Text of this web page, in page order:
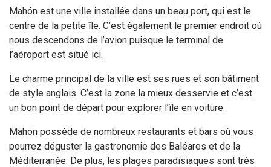
Mahón est une ville installée dans un beau port, qui est le
centre de la petite île. C’est également le premier endroit où
nous descendons de l’avion puisque le terminal de
l’aéroport est situé ici.
Le charme principal de la ville est ses rues et son bâtiment
de style anglais. C’est la zone la mieux desservie et c’est
un bon point de départ pour explorer l’île en voiture.
Mahón possède de nombreux restaurants et bars où vous
pourrez déguster la gastronomie des Baléares et de la
Méditerranée. De plus, les plages paradisiaques sont très